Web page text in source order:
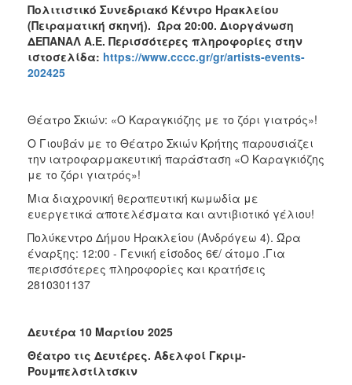
Πολιτιστικό Συνεδριακό Κέντρο Ηρακλείου
(Πειραματική σκηνή). Ώρα 20:00. Διοργάνωση
ΔΕΠΑΝΑΛ Α.Ε. Περισσότερες πληροφορίες στην
ιστοσελίδα: https://www.cccc.gr/gr/artists-events-
202425
Θέατρο Σκιών: «Ο Καραγκιόζης με το ζόρι γιατρός»!
Ο Γιουβάν με το Θέατρο Σκιών Κρήτης παρουσιάζει
την ιατροφαρμακευτική παράσταση «Ο Καραγκιόζης
με το ζόρι γιατρός»!
Μια διαχρονική θεραπευτική κωμωδία με
ευεργετικά αποτελέσματα και αντιβιοτικό γέλιου!
Πολύκεντρο Δήμου Ηρακλείου (Ανδρόγεω 4). Ώρα
έναρξης: 12:00 - Γενική είσοδος 6€/ άτομο .Για
περισσότερες πληροφορίες και κρατήσεις
2810301137
Δευτέρα 10 Μαρτίου 2025
Θέατρο τις Δευτέρες. Αδελφοί Γκριμ-
Ρουμπελστίλτσκιν